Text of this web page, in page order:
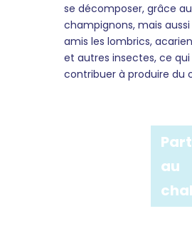
se décomposer, grâce
champignons, mais
amis les lombrics,
et autres insectes, ce qui
contribuer à produire du
au